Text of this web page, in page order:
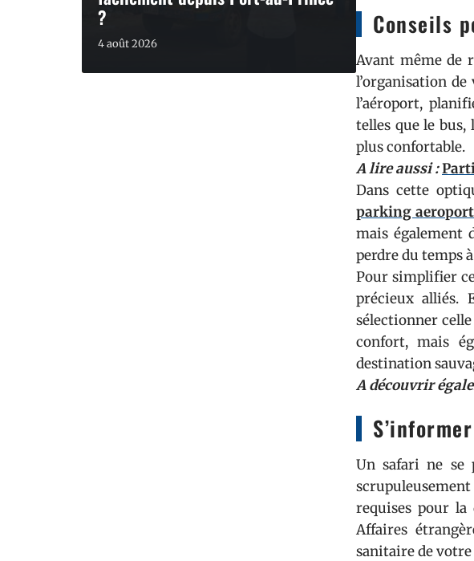
?
4 août 2026
Conseils
Avant même de
l’organisation
l’aéroport,
telles que le
plus confortable.
A lire aussi :
Dans cette
parking
mais également
perdre du temps
Pour simplifier
précieux alliés.
sélectionner
confort, mais
destination
A découvrir
Un safari ne se
requises pour la
Affaires
sanitaire de